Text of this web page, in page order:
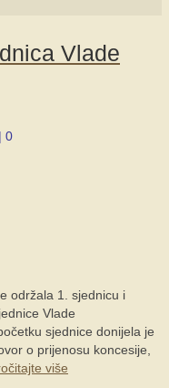
Vlade
| 0
održala 1. sjednicu i
Vlade
sjednice donijela je
o prijenosu koncesije,
više